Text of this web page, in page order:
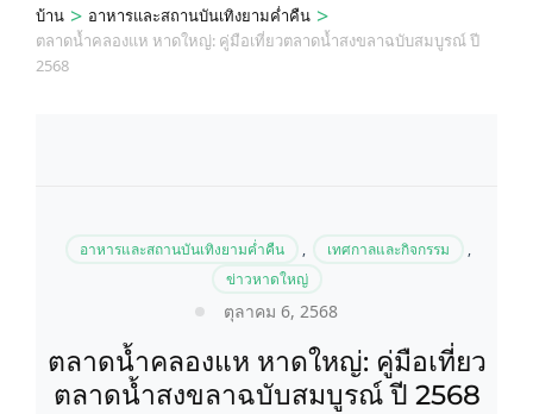
บ้าน > อาหารและสถานบันเทิงยามค่ำคืน >
ตลาดน้ำคลองแห หาดใหญ่: คู่มือเที่ยวตลาดน้ำสงขลาฉบับสมบูรณ์ ปี
2568
อาหารและสถานบันเทิงยามค่ำคืน , เทศกาลและกิจกรรม
,
ข่าวหาดใหญ่
ตุลาคม 6, 2568
ตลาดน้ำคลองแห หาดใหญ่: คู่มือเที่ยว
ตลาดน้ำสงขลาฉบับสมบูรณ์ ปี 2568